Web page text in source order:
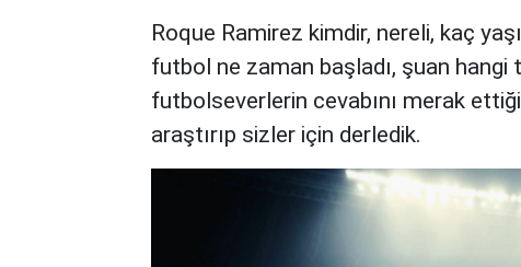
Roque Ramirez kimdir, nereli, kaç
futbol ne zaman başladı, şuan hangi
futbolseverlerin cevabını merak
araştırıp sizler için derledik.